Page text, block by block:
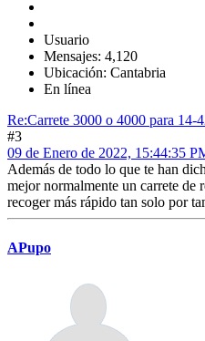
Usuario
Mensajes: 4,120
Ubicación: Cantabria
En línea
Re:Carrete 3000 o 4000 para 14-
#3
09 de Enero de 2022, 15:44:35
Además de todo lo que te han
mejor normalmente un carrete de
recoger más rápido tan solo por
APupo